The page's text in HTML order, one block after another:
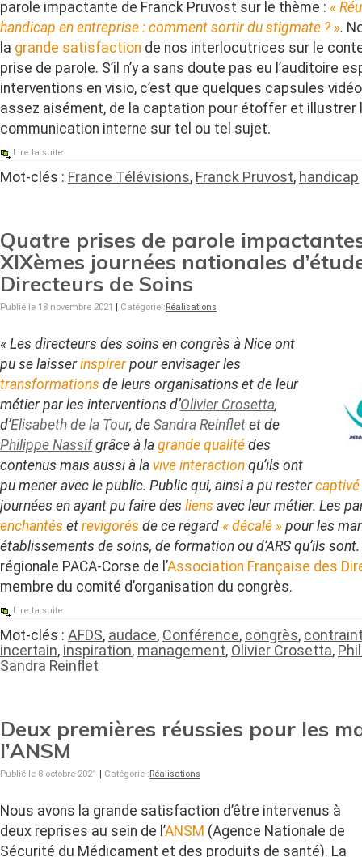
parole impactante de Franck Pruvost sur le thème : «
handicap en entreprise : comment sortir du stigmate ? ».
la grande satisfaction de nos interlocutrices sur le
prise de parole. S’il n’y a sans doute pas eu l’auditoire
interventions en visio, c’est que quelques capsules
assez aisément, de la captation pour étoffer et illustrer
communication interne sur tel ou tel sujet.
Lire la suite
Mot-clés : France Télévisions, Franck Pruvost, handicap
Quatre prises de parole
XIXèmes journées nationales
Directeurs de Soins
Publié le 18 novembre 2021 | Catégorie :Réalisations
« Les directeurs des soins en congrès à Nice ont
pu se laisserinspirerpour envisager les
transformations de leurs organisations et de leur
métier par les interventions d’Olivier Crosetta,
d’Elisabeth de la Tour, de Sandra Reinflet et de
Philippe Nassifgrâce à la grande qualité des
contenus mais aussi à la vive interaction qu’ils ont
pu mener avec le public. Public qui, ainsi a pu restercaptivé
journées en ayant pu faire des liens avec leur métier. Les
enchantés et revigorés de ce regard « décalé » pour les
établissements de soins, de formation ou d’ARS qu’ils sont.
régionale PACA-Corse de l’Association Française des
membre du comité d’organisation du congrès.
Lire la suite
Mot-clés : AFDS, audace, Conférence, congrès,
incertain, inspiration, management, Olivier Crosetta,
Sandra Reinflet
Deux premières réussies pour les
l’ANSM
Publié le 8 octobre 2021 Catégorie : Réalisations
Nous avons la grande satisfaction d’être intervenus à
deux reprises au sein de l’ANSM (Agence Nationale de
Sécurité du Médicament et des produits de santé). La